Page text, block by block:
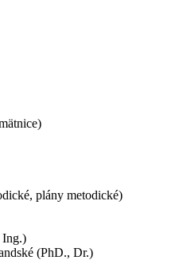
plány metodické)
Ing.)
(PhD., Dr.)